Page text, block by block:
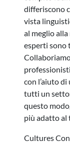
differiscono
vista
al meglio
esperti sono
con l’aiuto
tutti un
questo
più adatto
Cultures